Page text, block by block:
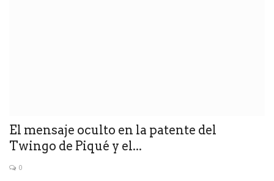
El mensaje oculto en la patente del
Twingo de Piqué y el...
0